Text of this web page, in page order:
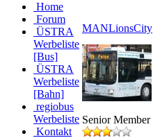
Home
Forum
ÜSTRA
Werbeliste
[Bus]
ÜSTRA
Werbeliste
[Bahn]
regiobus
Werbeliste
Kontakt
MANLionsCity
Senior Member